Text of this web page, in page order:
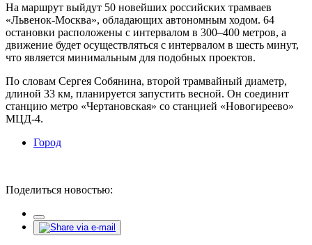
На маршрут выйдут 50 новейших российских трамваев
«Львенок-Москва», обладающих автономным ходом. 64
остановки расположены с интервалом в 300–400 метров, а
движение будет осуществляться с интервалом в шесть минут,
что является минимальным для подобных проектов.
По словам Сергея Собянина, второй трамвайный диаметр,
длиной 33 км, планируется запустить весной. Он соединит
станцию метро «Чертановская» со станцией «Новогиреево»
МЦД-4.
Город
Поделиться новостью: